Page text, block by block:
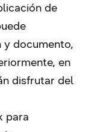
de
y documento,
en
disfrutar del
para